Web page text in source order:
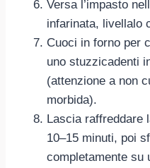
Versa l’impasto
infarinata, livellalo
Cuoci in forno per
uno stuzzicadenti
(attenzione a non
morbida).
Lascia raffreddare
10–15 minuti, poi
completamente su